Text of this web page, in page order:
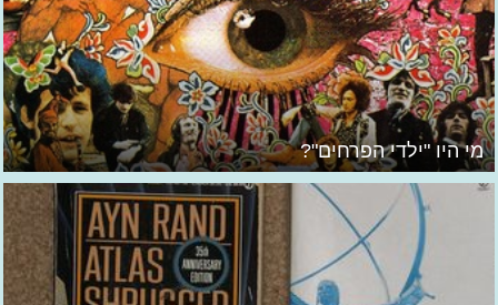
מי היו "ילדי הפרחים"?